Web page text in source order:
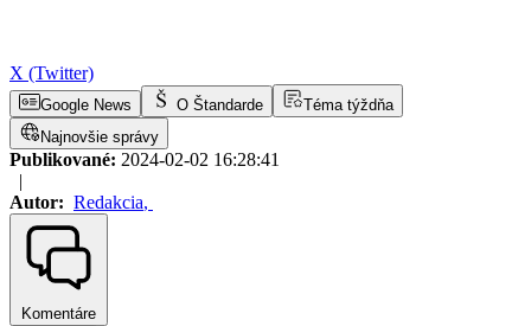
X (Twitter)
Google News O Štandarde
Téma týždňa
Najnovšie správy
Publikované: 2024-02-02 16:28:41
|
Autor: Redakcia,
Komentáre